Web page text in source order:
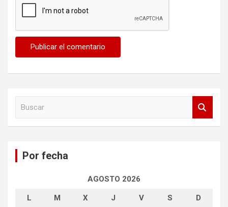
Por fecha
AGOSTO 2026
L M X J V S D